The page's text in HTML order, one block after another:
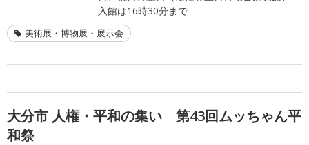
入館は16時30分まで
美術展・博物展・展示会
大分市 人権・平和の集い 第43回ムッちゃん平
和祭